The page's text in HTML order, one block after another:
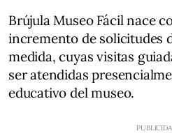
Brújula Museo Fácil nace
incremento de solicitudes
medida, cuyas visitas
ser atendidas
educativo del museo.